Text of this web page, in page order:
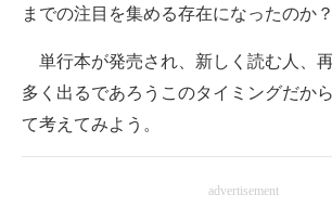
までの注目を集める存在になったのか？
単行本が発売され、新しく読む人、
多く出るであろうこのタイミングだか
て考えてみよう。
advertisement